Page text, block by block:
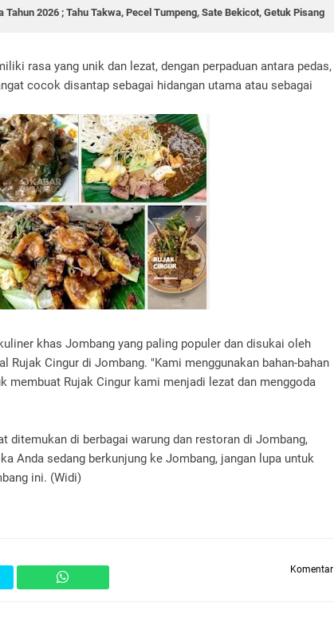
Tahun 2026 ; Tahu Takwa, Pecel Tumpeng, Sate Bekicot, Getuk Pisang
rasa yang unik dan lezat, dengan perpaduan antara pedas,
cocok disantap sebagai hidangan utama atau sebagai
khas Jombang yang paling populer dan disukai oleh
Rujak Cingur di Jombang. "Kami menggunakan bahan-bahan
membuat Rujak Cingur kami menjadi lezat dan menggoda
ditemukan di berbagai warung dan restoran di Jombang,
Anda sedang berkunjung ke Jombang, jangan lupa untuk
ini. (Widi)
Komentar